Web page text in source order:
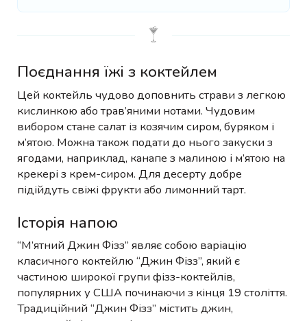
Поєднання їжі з коктейлем
Цей коктейль чудово доповнить страви з легкою
кислинкою або трав’яними нотами. Чудовим
вибором стане салат із козячим сиром, буряком і
м’ятою. Можна також подати до нього закуски з
ягодами, наприклад, канапе з малиною і м’ятою на
крекері з крем-сиром. Для десерту добре
підійдуть свіжі фрукти або лимонний тарт.
Історія напою
“М’ятний Джин Фізз” являє собою варіацію
класичного коктейлю “Джин Фізз”, який є
частиною широкої групи фізз-коктейлів,
популярних у США починаючи з кінця 19 століття.
Традиційний “Джин Фізз” містить джин,